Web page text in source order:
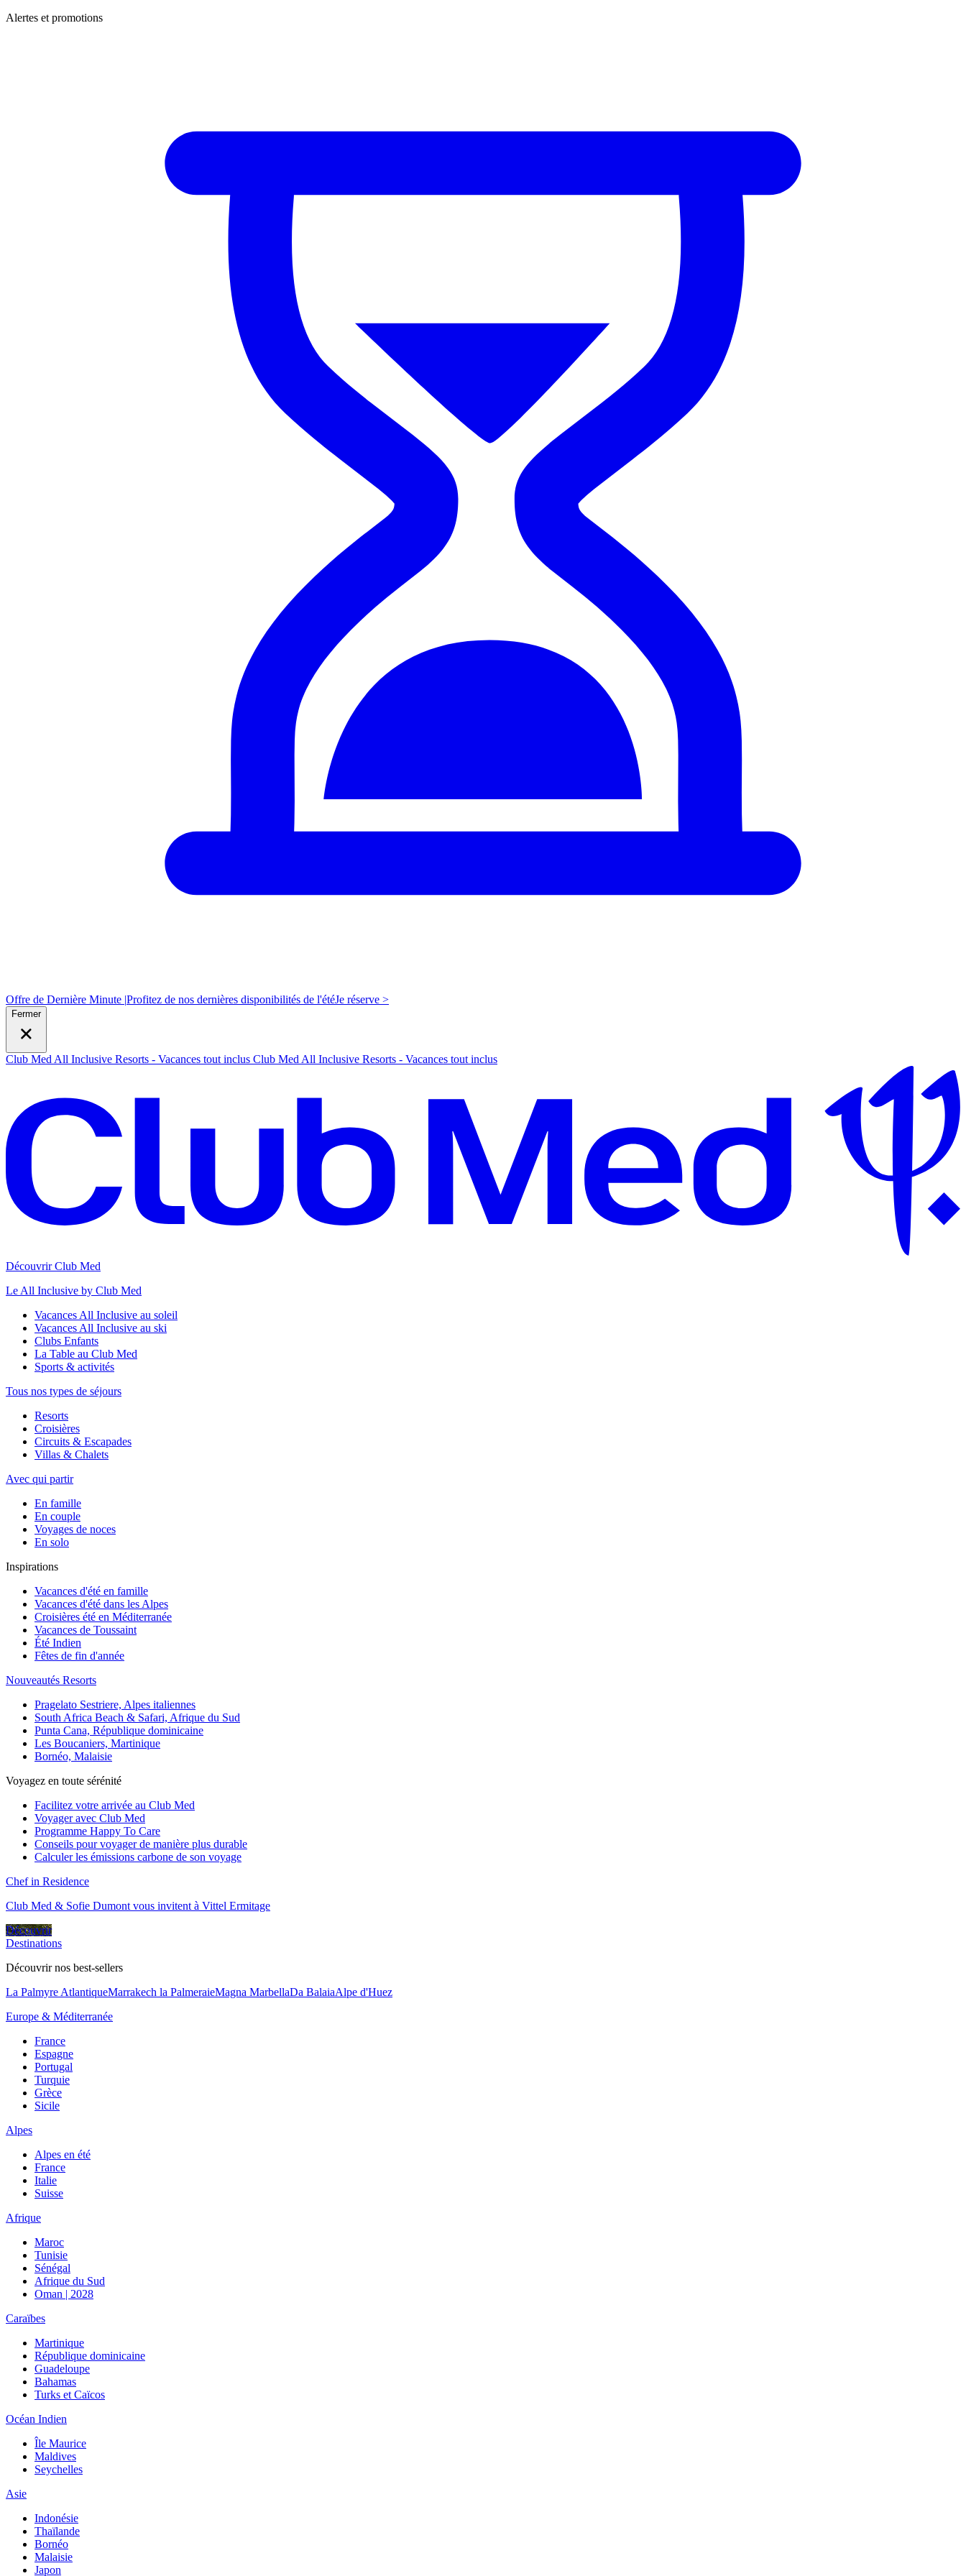
Alertes et promotions
Offre de Dernière Minute |Profitez de nos dernières disponibilités de l'étéJe réserve >
Fermer
Club Med All Inclusive Resorts - Vacances tout inclus Club Med All Inclusive Resorts - Vacances tout inclus
Découvrir Club Med
Le All Inclusive by Club Med
Vacances All Inclusive au soleil
Vacances All Inclusive au ski
Clubs Enfants
La Table au Club Med
Sports & activités
Tous nos types de séjours
Resorts
Croisières
Circuits & Escapades
Villas & Chalets
Avec qui partir
En famille
En couple
Voyages de noces
En solo
Inspirations
Vacances d'été en famille
Vacances d'été dans les Alpes
Croisières été en Méditerranée
Vacances de Toussaint
Été Indien
Fêtes de fin d'année
Nouveautés Resorts
Pragelato Sestriere, Alpes italiennes
South Africa Beach & Safari, Afrique du Sud
Punta Cana, République dominicaine
Les Boucaniers, Martinique
Bornéo, Malaisie
Voyagez en toute sérénité
Facilitez votre arrivée au Club Med
Voyager avec Club Med
Programme Happy To Care
Conseils pour voyager de manière plus durable
Calculer les émissions carbone de son voyage
Chef in Residence
Club Med & Sofie Dumont vous invitent à Vittel Ermitage
Découvrir
Destinations
Découvrir nos best-sellers
La Palmyre AtlantiqueMarrakech la PalmeraieMagna MarbellaDa BalaiaAlpe d'Huez
Europe & Méditerranée
France
Espagne
Portugal
Turquie
Grèce
Sicile
Alpes
Alpes en été
France
Italie
Suisse
Afrique
Maroc
Tunisie
Sénégal
Afrique du Sud
Oman | 2028
Caraïbes
Martinique
République dominicaine
Guadeloupe
Bahamas
Turks et Caïcos
Océan Indien
Île Maurice
Maldives
Seychelles
Asie
Indonésie
Thaïlande
Bornéo
Malaisie
Japon